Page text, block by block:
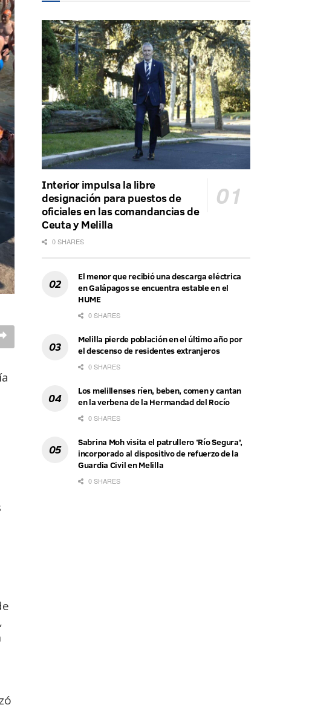
Interior impulsa la libre
designación para puestos de
oficiales en las comandancias de
Ceuta y Melilla
0 SHARES
El menor que recibió una descarga eléctrica
en Galápagos se encuentra estable en el
HUME
0 SHARES
Melilla pierde población en el último año por
el descenso de residentes extranjeros
0 SHARES
Los melillenses ríen, beben, comen y cantan
en la verbena de la Hermandad del Rocío
0 SHARES
Sabrina Moh visita el patrullero ‘Río Segura’,
incorporado al dispositivo de refuerzo de la
Guardia Civil en Melilla
0 SHARES